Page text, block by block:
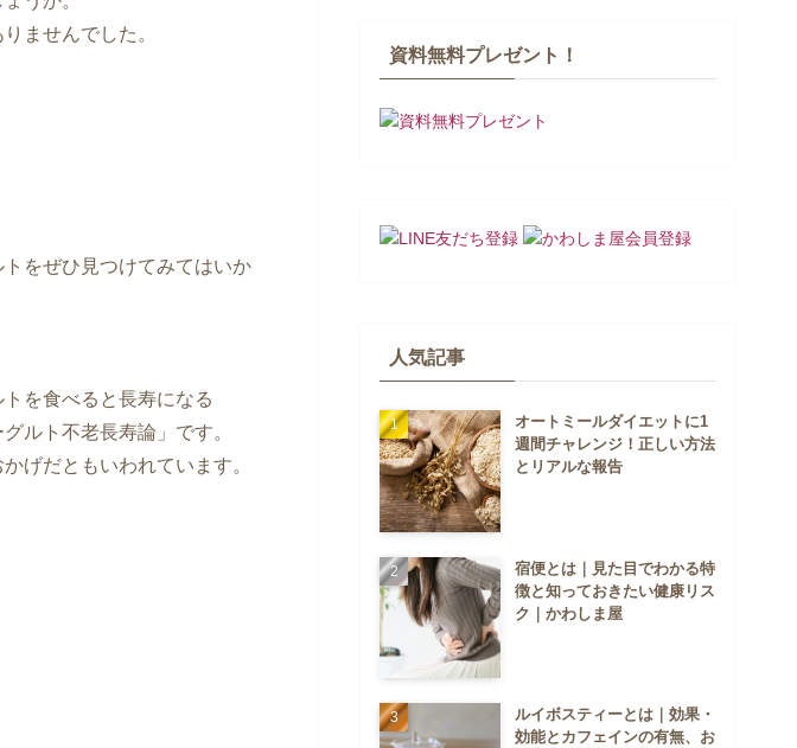
ませんでした。
をぜひ見つけてみてはいか
を食べると長寿になる
ルト不老長寿論」です。
げだともいわれています。
資料無料プレゼント！
人気記事
オートミールダイエットに1
週間チャレンジ！正しい方法
とリアルな報告
宿便とは｜見た目でわかる特
徴と知っておきたい健康リス
ク｜かわしま屋
ルイボスティーとは｜効果・
効能とカフェインの有無、お